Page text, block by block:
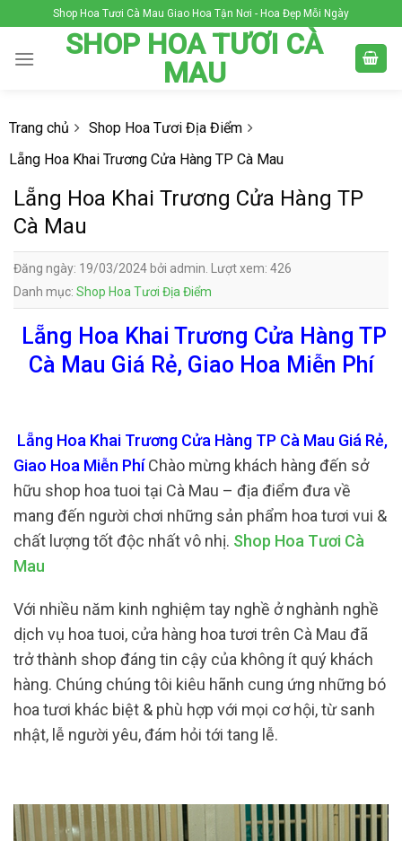
to
content
Shop Hoa Tươi Cà Mau Giao Hoa Tận Nơi - Hoa Đẹp Mỗi Ngày
SHOP HOA TƯƠI CÀ
MAU
Trang chủ
Shop Hoa Tươi Địa Điểm
Lẵng Hoa Khai Trương Cửa Hàng TP Cà Mau
Lẵng Hoa Khai Trương Cửa Hàng TP
Cà Mau
Đăng ngày: 19/03/2024 bởi admin. Lượt xem: 426
Danh mục: Shop Hoa Tươi Địa Điểm
Lẵng Hoa Khai Trương Cửa Hàng TP
Cà Mau Giá Rẻ, Giao Hoa Miễn Phí
Lẵng Hoa Khai Trương Cửa Hàng TP Cà Mau Giá Rẻ,
Giao Hoa Miễn PhíChào mừng khách hàng đến sở
hữu shop hoa tuoi tại Cà Mau – địa điểm đưa về
mang đến người chơi những sản phẩm hoa tươi vui &
chất lượng tốt độc nhất vô nhị. Shop Hoa Tươi Cà
Mau
Với nhiều năm kinh nghiệm tay nghề ở nghành nghề
dịch vụ hoa tuoi, cửa hàng hoa tươi trên Cà Mau đã
trở thành shop đáng tin cậy của không ít quý khách
hàng. Chúng chúng tôi kiêu hãnh cung ứng những bó
hoa tươi khác biệt & phù hợp với mọi cơ hội, từ sanh
nhật, lễ người yêu, đám hỏi tới tang lễ.